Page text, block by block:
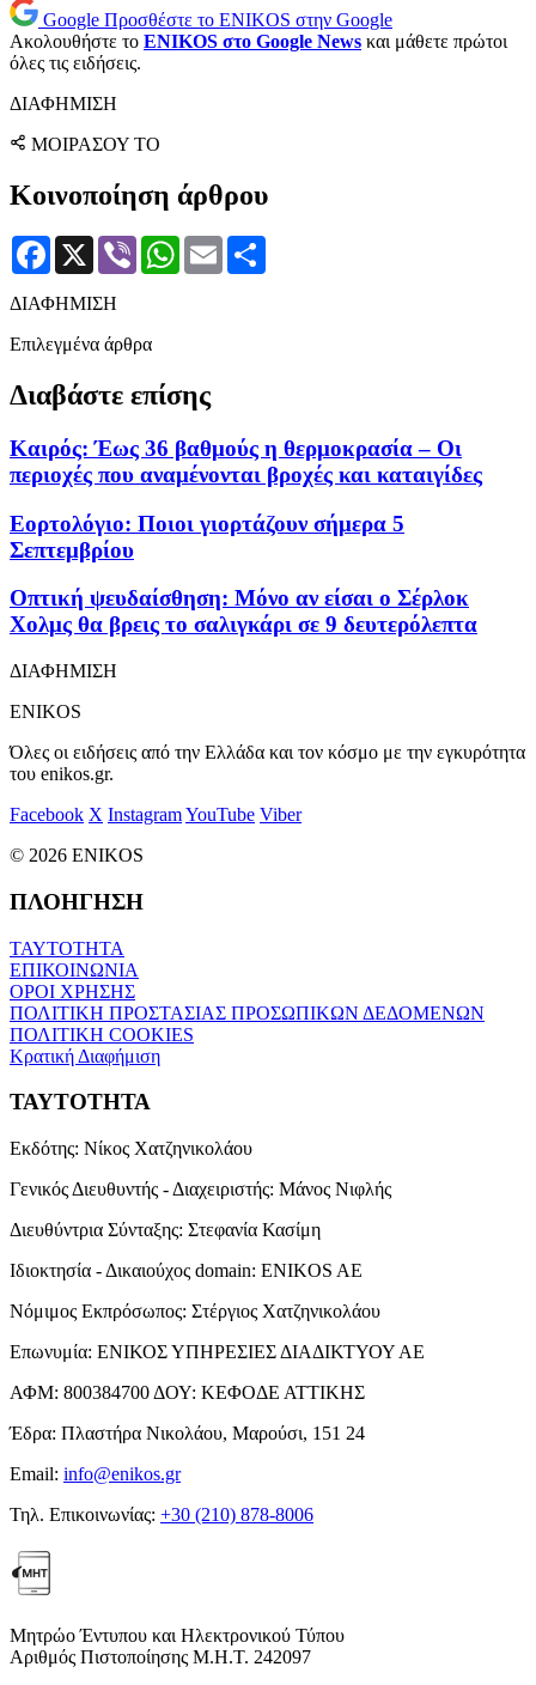
Google Προσθέστε το ENIKOS στην Google
Ακολουθήστε το ENIKOS στο Google News και μάθετε πρώτοι
όλες τις ειδήσεις.
ΔΙΑΦΗΜΙΣΗ
ΜΟΙΡΑΣΟΥ ΤΟ
Κοινοποίηση άρθρου
Facebook
X Viber WhatsApp
Email
ΔΙΑΦΗΜΙΣΗ
Επιλεγμένα άρθρα
Διαβάστε επίσης
Καιρός: Έως 36 βαθμούς η θερμοκρασία – Οι
περιοχές που αναμένονται βροχές και καταιγίδες
Εορτολόγιο: Ποιοι γιορτάζουν σήμερα 5
Σεπτεμβρίου
Οπτική ψευδαίσθηση: Μόνο αν είσαι ο Σέρλοκ
Χολμς θα βρεις το σαλιγκάρι σε 9 δευτερόλεπτα
ΔΙΑΦΗΜΙΣΗ
ENIKOS
Όλες οι ειδήσεις από την Ελλάδα και τον κόσμο με την εγκυρότητα
του enikos.gr.
Facebook X InstagramYouTube Viber
© 2026 ENIKOS
ΠΛΟΗΓΗΣΗ
ΤΑΥΤΟΤΗΤΑ
ΕΠΙΚΟΙΝΩΝΙΑ
ΟΡΟΙ ΧΡΗΣΗΣ
ΠΟΛΙΤΙΚΗ ΠΡΟΣΤΑΣΙΑΣ ΠΡΟΣΩΠΙΚΩΝ ΔΕΔΟΜΕΝΩΝ
ΠΟΛΙΤΙΚΗ COOKIES
Κρατική Διαφήμιση
ΤΑΥΤΟΤΗΤΑ
Εκδότης: Νίκος Χατζηνικολάου
Γενικός Διευθυντής - Διαχειριστής: Μάνος Νιφλής
Διευθύντρια Σύνταξης: Στεφανία Κασίμη
Ιδιοκτησία - Δικαιούχος domain: ENIKOS AE
Νόμιμος Εκπρόσωπος: Στέργιος Χατζηνικολάου
Επωνυμία: ΕΝΙΚΟΣ ΥΠΗΡΕΣΙΕΣ ΔΙΑΔΙΚΤΥΟΥ ΑΕ
ΑΦΜ: 800384700 ΔΟΥ: ΚΕΦΟΔΕ ΑΤΤΙΚΗΣ
Έδρα: Πλαστήρα Νικολάου, Μαρούσι, 151 24
Email: info@enikos.gr
Τηλ. Επικοινωνίας: +30 (210) 878-8006
Μητρώο Έντυπου και Ηλεκτρονικού Τύπου
Αριθμός Πιστοποίησης Μ.Η.Τ. 242097